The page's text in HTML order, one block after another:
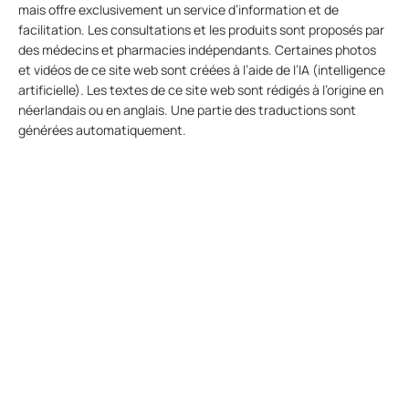
mais offre exclusivement un service d’information et de
facilitation. Les consultations et les produits sont proposés par
des médecins et pharmacies indépendants. Certaines photos
et vidéos de ce site web sont créées à l’aide de l’IA (intelligence
artificielle). Les textes de ce site web sont rédigés à l’origine en
néerlandais ou en anglais. Une partie des traductions sont
générées automatiquement.